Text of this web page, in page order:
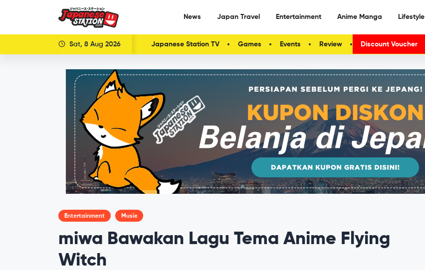
News Japan Travel Entertainment Anime Manga Lifestyle
Sat, 8 Aug 2026 Japanese Station TV Games Events Review Discount Voucher
Entertainment Music
miwa Bawakan Lagu Tema Anime Flying
Witch